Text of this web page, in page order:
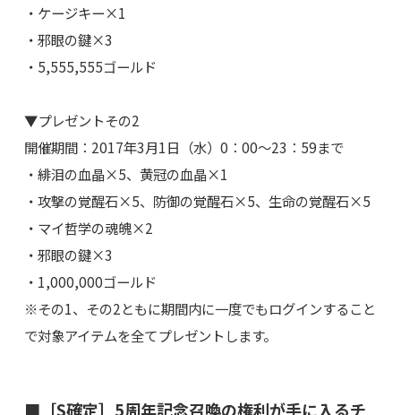
・ケージキー×1
・邪眼の鍵×3
・5,555,555ゴールド
▼プレゼントその2
開催期間：2017年3月1日（水）0：00～23：59まで
・緋泪の血晶×5、黄冠の血晶×1
・攻撃の覚醒石×5、防御の覚醒石×5、生命の覚醒石×5
・マイ哲学の魂魄×2
・邪眼の鍵×3
・1,000,000ゴールド
※その1、その2ともに期間内に一度でもログインすること
で対象アイテムを全てプレゼントします。
■［S確定］5周年記念召喚の権利が手に入るチ